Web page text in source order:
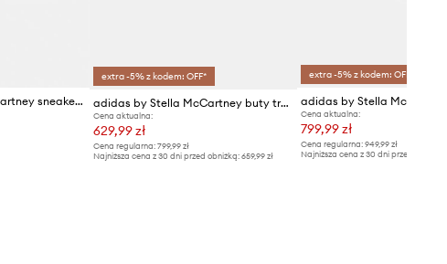
adidas by Stella McCartney sneakersy damskie
extra -5% z kodem: OFF*
adidas by Stella McCartney buty treningowe Training Dropset
Cena aktualna:
629,99 zł
Cena regularna:799,99 zł
Najniższa cena z 30 dni przed obniżką:659,99 zł
extra -5% z kodem: OFF*
Cena aktualna:
799,99 zł
Cena regularna: 949,99 zł
Najniższa cena z 30 dni przed obniżką: